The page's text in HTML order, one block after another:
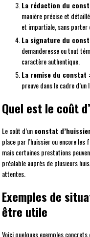
La rédaction du
manière précise et
et impartiale, sans porter
La signature du
demanderesse ou tout
caractère authentique.
La remise du constat :
preuve dans le cadre
Quel est le coût
Le coût d’unconstat
place par l’huissier ou encore
mais certaines prestations
préalable auprès de plusieurs
attentes.
Exemples de
être utile
Voici quelques exemples